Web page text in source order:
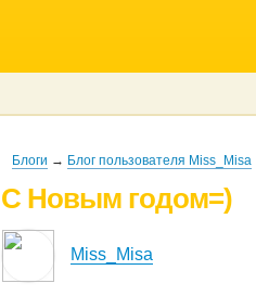
Блоги → Блог пользователя Miss_Misa
С Новым годом=)
Miss_Misa